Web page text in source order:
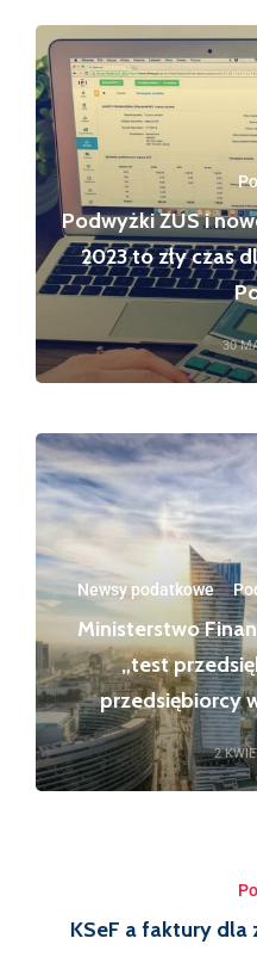
Podwyżki ZUS i
2023 to zły czas
30
Newsy podatkowe·
Ministerstwo
„test
przedsiębiorcy
2
KSeF a faktury